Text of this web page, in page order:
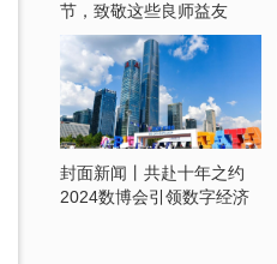
节，致敬这些良师益友
封面新闻丨共赴十年之约
2024数博会引领数字经济